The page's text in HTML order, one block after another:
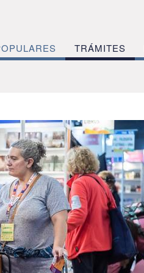
TRÁMITES